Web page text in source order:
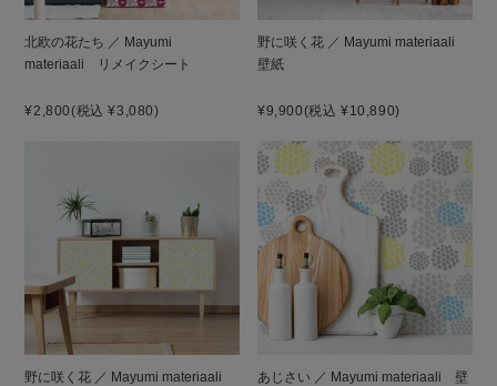
北欧の花たち ／ Mayumi
materiaali リメイクシート
¥2,800(税込 ¥3,080)
野に咲く花 ／ Mayumi materiaali
壁紙
¥9,900(税込 ¥10,890)
野に咲く花 ／ Mayumi materiaali
あじさい ／ Mayumi materiaali 壁